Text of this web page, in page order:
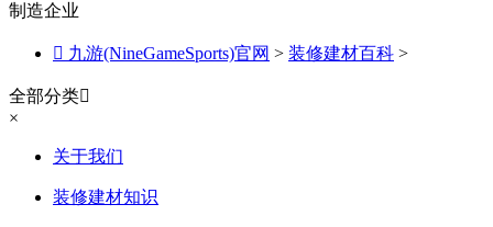
制造企业
 九游(NineGameSports)官网 > 装修建材百科 >
全部分类
×
关于我们
装修建材知识